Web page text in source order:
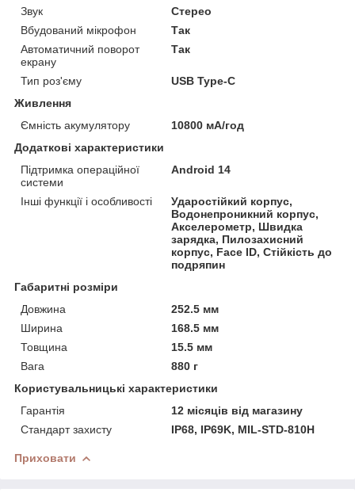
Звук
Стерео
Вбудований мікрофон
Так
Автоматичний поворот
екрану
Так
Тип роз'єму
USB Type-C
Живлення
Ємність акумулятору
10800 мА/год
Додаткові характеристики
Підтримка операційної
системи
Android 14
Інші функції і особливості
Ударостійкий корпус,
Водонепроникний корпус,
Акселерометр, Швидка
зарядка, Пилозахисний
корпус, Face ID, Стійкість до
подряпин
Габаритні розміри
Довжина
252.5 мм
Ширина
168.5 мм
Товщина
15.5 мм
Вага
880 г
Користувальницькі характеристики
Гарантія
12 місяців від магазину
Стандарт захисту
IP68, IP69K, MIL-STD-810H
Приховати